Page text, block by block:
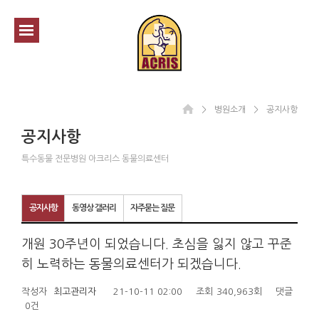
공지사항
특수동물 전문병원 아크리스 동물의료센터
＞ 병원소개 ＞ 공지사항
공지사항 동영상 갤러리 자주묻는 질문
개원 30주년이 되었습니다. 초심을 잃지 않고 꾸준
히 노력하는 동물의료센터가 되겠습니다.
작성자 최고관리자 21-10-11 02:00 조회 340,963회
댓글
0건